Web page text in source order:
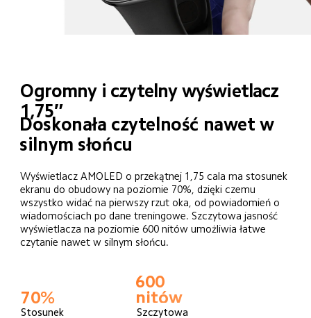
Ogromny i czytelny wyświetlacz
1,75″
Doskonała czytelność nawet w
silnym słońcu
Wyświetlacz AMOLED o przekątnej 1,75 cala ma stosunek
ekranu do obudowy na poziomie 70%, dzięki czemu
wszystko widać na pierwszy rzut oka, od powiadomień o
wiadomościach po dane treningowe. Szczytowa jasność
wyświetlacza na poziomie 600 nitów umożliwia łatwe
czytanie nawet w silnym słońcu.
70%
600
nitów
Stosunek
Szczytowa